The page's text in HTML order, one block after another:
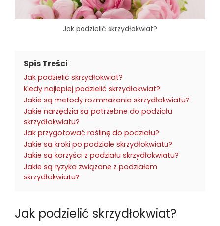
Jak podzielić skrzydłokwiat?
Spis Treści
Jak podzielić skrzydłokwiat?
Kiedy najlepiej podzielić skrzydłokwiat?
Jakie są metody rozmnażania skrzydłokwiatu?
Jakie narzędzia są potrzebne do podziału
skrzydłokwiatu?
Jak przygotować roślinę do podziału?
Jakie są kroki po podziale skrzydłokwiatu?
Jakie są korzyści z podziału skrzydłokwiatu?
Jakie są ryzyka związane z podziałem
skrzydłokwiatu?
Jak podzielić skrzydłokwiat?